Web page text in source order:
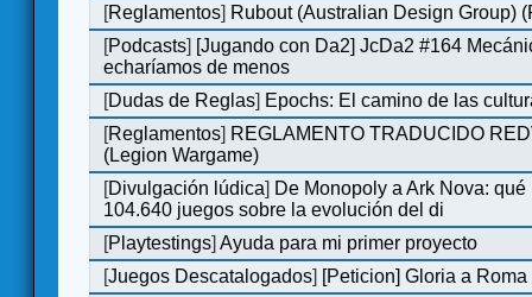
[Reglamentos] Rubout (Australian Design Group)
[Podcasts] [Jugando con Da2] JcDa2 #164
echaríamos de menos
[Dudas de Reglas] Epochs: El camino de las
[Reglamentos] REGLAMENTO TRADUCIDO
(Legion Wargame)
[Divulgación lúdica] De Monopoly a Ark Nova:
104.640 juegos sobre la evolución del di
[Playtestings]Ayuda para mi primer proyecto
[Juegos Descatalogados] [Peticion] Gloria a Roma